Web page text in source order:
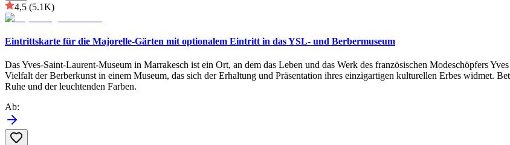
4,5 (5.1K)
Eintrittskarte für die Majorelle-Gärten mit optionalem Eintritt in das YSL- und Berbermuseum
Das Yves-Saint-Laurent-Museum in Marrakesch ist ein Ort, an dem das Leben und das Werk des französischen Modeschöpfers
Vielfalt der Berberkunst in einem Museum, das sich der Erhaltung und Präsentation ihres einzigartigen kulturellen Erbes widmet.
Ruhe und der leuchtenden Farben.
Ab: